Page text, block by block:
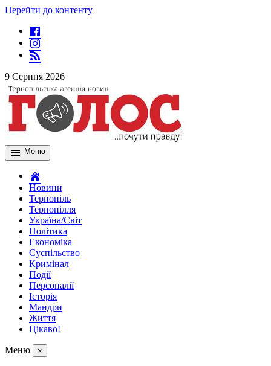
Перейти до контенту
9 Серпня 2026
Меню
Новини
Тернопіль
Тернопілля
Україна/Світ
Політика
Економіка
Суспільство
Кримінал
Події
Персоналії
Історія
Мандри
Життя
Цікаво!
Меню ×